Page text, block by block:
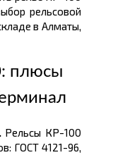
рельсовой
в Алматы,
плюсы
Рельсы КР-100
ГОСТ 4121-96,